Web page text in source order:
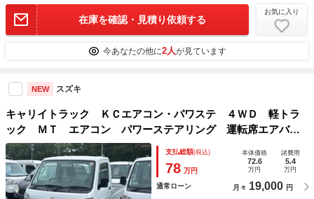
在庫を確認・見積り依頼する
お気に入り
今あなたの他に2人が見ています
NEW スズキ
キャリイトラック ＫＣエアコン・パワステ ４ＷＤ 軽トラ
ック ＭＴ エアコン パワーステアリング 運転席エアバッ
グ
支払総額(税込)
78 万円
本体価格
72.6
万円
諸費用
5.4
万円
通常ローン 月々 19,000 円